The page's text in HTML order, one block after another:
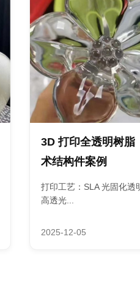
3D 打印全透明树脂
术结构件案例
打印工艺：SLA 光固化透
高透光...
2025-12-05